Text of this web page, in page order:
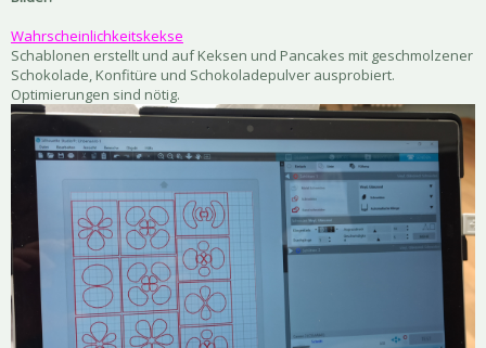
Wahrscheinlichkeitskekse
Schablonen erstellt und auf Keksen und Pancakes mit geschmolzener
Schokolade, Konfitüre und Schokoladepulver ausprobiert.
Optimierungen sind nötig.